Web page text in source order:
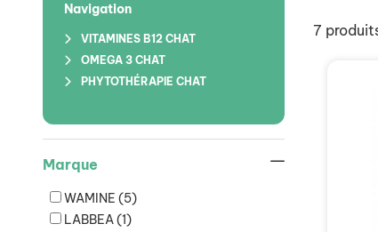
Navigation
VITAMINES B12 CHAT
OMEGA 3 CHAT
PHYTOTHÉRAPIE CHAT
Marque
WAMINE (5)
LABBEA(1)
7